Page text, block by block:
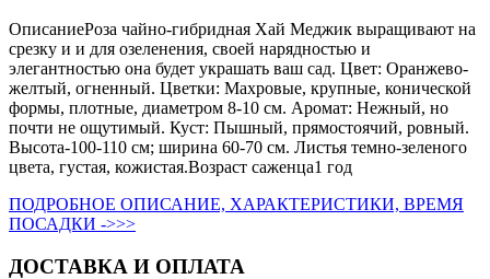
ОписаниеРоза чайно-гибридная Хай Меджик выращивают на
срезку и и для озеленения, своей нарядностью и
элегантностью она будет украшать ваш сад. Цвет: Оранжево-
желтый, огненный. Цветки: Махровые, крупные, конической
формы, плотные, диаметром 8-10 см. Аромат: Нежный, но
почти не ощутимый. Куст: Пышный, прямостоячий, ровный.
Высота-100-110 см; ширина 60-70 см. Листья темно-зеленого
цвета, густая, кожистая.Возраст саженца1 год
ПОДРОБНОЕ ОПИСАНИЕ, ХАРАКТЕРИСТИКИ, ВРЕМЯ
ПОСАДКИ ->>>
ДОСТАВКА И ОПЛАТА